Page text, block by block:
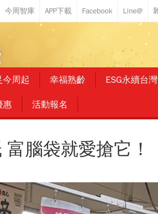
今周起 幸福熟齡 ESG永續台灣
惠 活動報名
腦袋就愛搶它！